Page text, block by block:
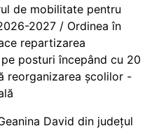
de mobilitate pentru
2027 / Ordinea în
repartizarea
posturi începând cu 20
reorganizarea școlilor -
David din județul